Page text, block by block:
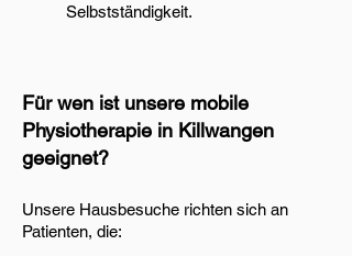
Selbstständigkeit.
Für wen ist unsere mobile
Physiotherapie in Killwangen
geeignet?
Unsere Hausbesuche richten sich an
Patienten, die: